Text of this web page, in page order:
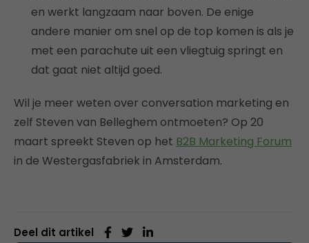
en werkt langzaam naar boven. De enige
andere manier om snel op de top komen is als je
met een parachute uit een vliegtuig springt en
dat gaat niet altijd goed.
Wil je meer weten over conversation marketing en
zelf Steven van Belleghem ontmoeten? Op 20
maart spreekt Steven op het B2B Marketing Forum
in de Westergasfabriek in Amsterdam.
Deel dit artikel